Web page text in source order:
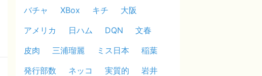
バチャ
XBox キチ
大阪
アメリカ
日ハム DQN
文春
皮肉
三浦瑠麗 ミス日本
稲葉
発行部数
ネッコ 実質的
岩井